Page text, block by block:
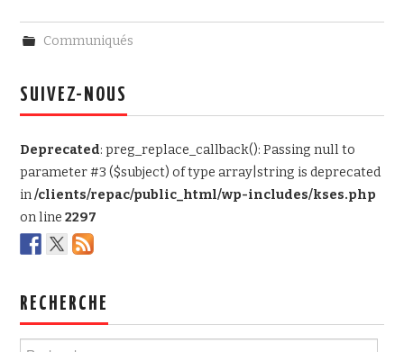
c
e
b
k
i
t
Communiqués
SUIVEZ-NOUS
Deprecated: preg_replace_callback(): Passing null to
parameter #3 ($subject) of type array|string is deprecated
in/clients/repac/public_html/wp-includes/kses.php
on line2297
RECHERCHE